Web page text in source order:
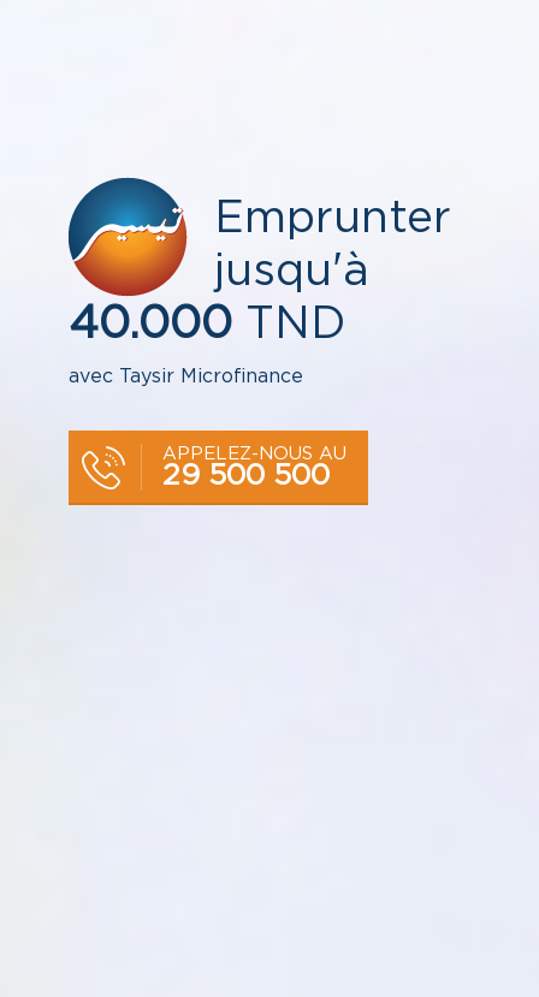
Emprunter
jusqu'à
40.000 TND
avec Taysir Microfinance
APPELEZ-NOUS AU
29 500 500